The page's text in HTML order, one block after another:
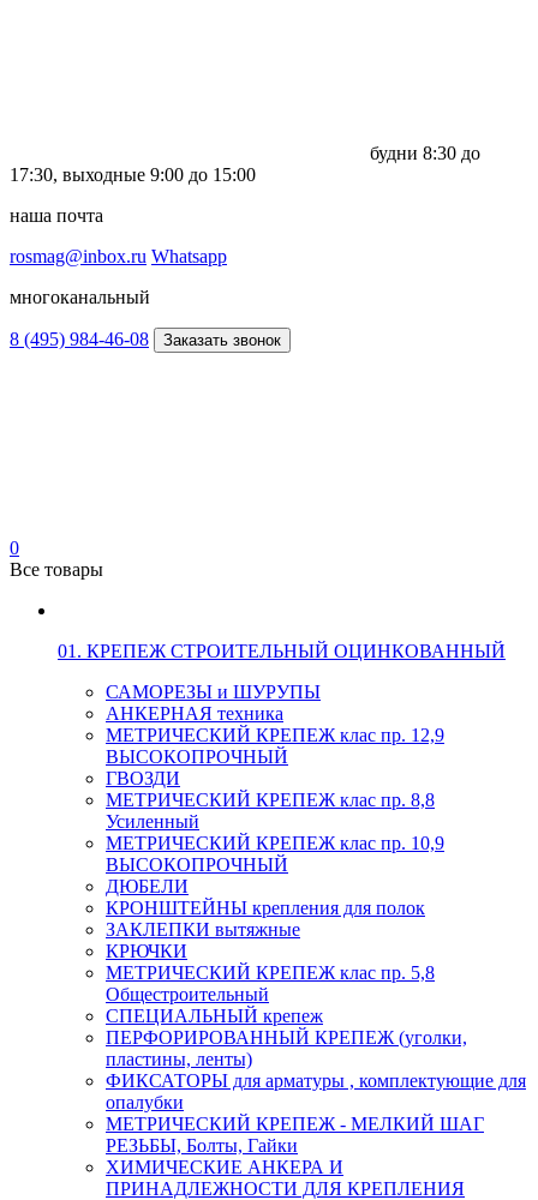
будни 8:30 до
17:30, выходные 9:00 до 15:00
наша почта
rosmag@inbox.ru Whatsapp
многоканальный
8 (495) 984-46-08 Заказать звонок
0
Все товары
01. КРЕПЕЖ СТРОИТЕЛЬНЫЙ ОЦИНКОВАННЫЙ
САМОРЕЗЫ и ШУРУПЫ
АНКЕРНАЯ техника
МЕТРИЧЕСКИЙ КРЕПЕЖ клас пр. 12,9
ВЫСОКОПРОЧНЫЙ
ГВОЗДИ
МЕТРИЧЕСКИЙ КРЕПЕЖ клас пр. 8,8
Усиленный
МЕТРИЧЕСКИЙ КРЕПЕЖ клас пр. 10,9
ВЫСОКОПРОЧНЫЙ
ДЮБЕЛИ
КРОНШТЕЙНЫ крепления для полок
ЗАКЛЕПКИ вытяжные
КРЮЧКИ
МЕТРИЧЕСКИЙ КРЕПЕЖ клас пр. 5,8
Общестроительный
СПЕЦИАЛЬНЫЙ крепеж
ПЕРФОРИРОВАННЫЙ КРЕПЕЖ (уголки,
пластины, ленты)
ФИКСАТОРЫ для арматуры , комплектующие для
опалубки
МЕТРИЧЕСКИЙ КРЕПЕЖ - МЕЛКИЙ ШАГ
РЕЗЬБЫ, Болты, Гайки
ХИМИЧЕСКИЕ АНКЕРА И
ПРИНАДЛЕЖНОСТИ ДЛЯ КРЕПЛЕНИЯ